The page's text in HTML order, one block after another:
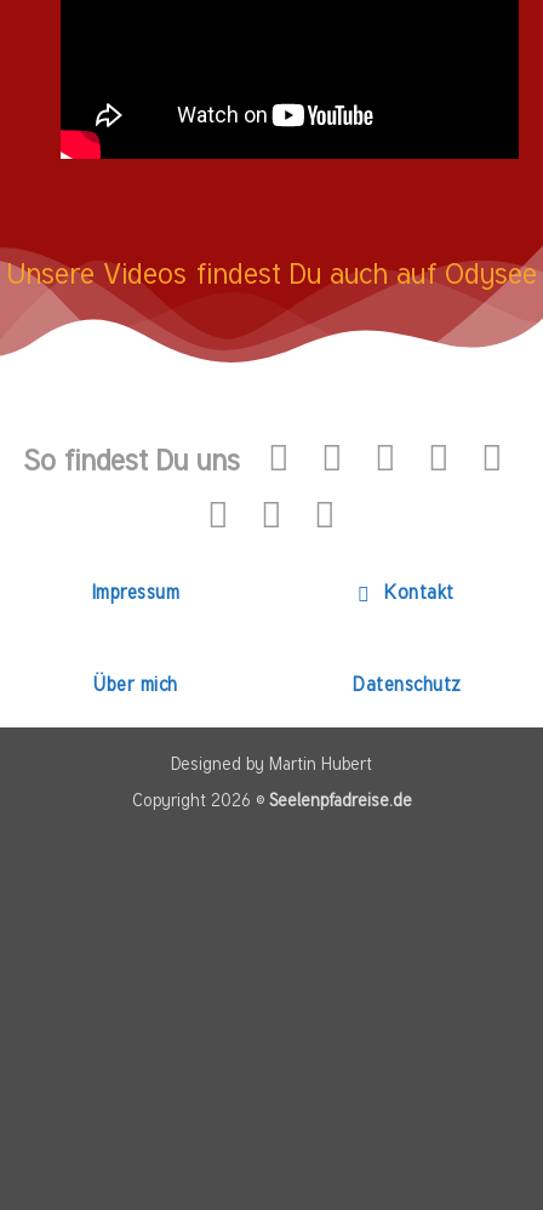
Unsere Videos findest Du auch auf Odysee
So findest Du uns
Impressum Kontakt
Über mich Datenschutz
Designed by Martin Hubert
Copyright 2026 ©Seelenpfadreise.de